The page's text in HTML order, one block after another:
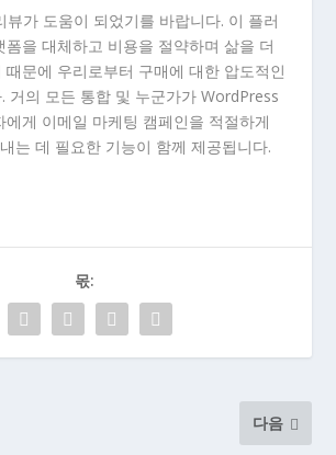
뷰가 도움이 되었기를 바랍니다. 이 플러
폼을 대체하고 비용을 절약하며 삶을 더
때문에 우리로부터 구매에 대한 압도적인
거의 모든 통합 및 누군가가 WordPress
에게 이메일 마케팅 캠페인을 적절하게
는 데 필요한 기능이 함께 제공됩니다.
몫:
다음